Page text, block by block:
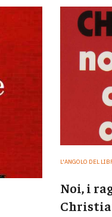
L'ANGOLO DEL
Noi, i